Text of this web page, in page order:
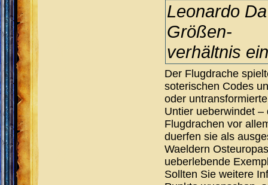
Leonardo
Größen-
verhältnis
Der Flugdrache
soterischen Codes
oder
Untier ueberwindet
Flugdrachen vor
duerfen sie als
Waeldern
ueberlebende
Sollten Sie weitere